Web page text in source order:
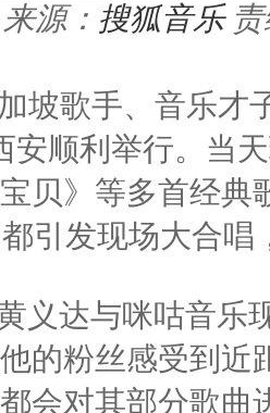
来源： 搜狐音乐
坡歌手、音乐才
安顺利举行。当
贝》等多首经典
引发现场大合唱
义达与咪咕音乐
的粉丝感受到近
会对其部分歌曲